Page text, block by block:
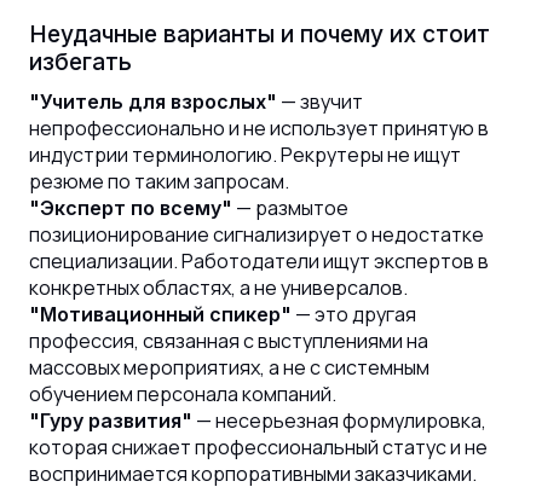
Неудачные варианты и почему их стоит
избегать
"Учитель для взрослых" — звучит
непрофессионально и не использует принятую в
индустрии терминологию. Рекрутеры не ищут
резюме по таким запросам.
"Эксперт по всему" — размытое
позиционирование сигнализирует о недостатке
специализации. Работодатели ищут экспертов в
конкретных областях, а не универсалов.
"Мотивационный спикер" — это другая
профессия, связанная с выступлениями на
массовых мероприятиях, а не с системным
обучением персонала компаний.
"Гуру развития" — несерьезная формулировка,
которая снижает профессиональный статус и не
воспринимается корпоративными заказчиками.